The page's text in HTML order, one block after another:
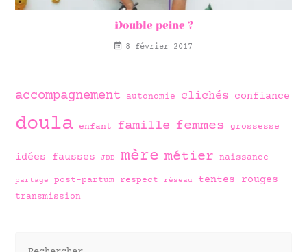
Double peine ?
8 février 2017
accompagnement autonomie clichés confiance
doula enfant famille femmes grossesse
idées fausses JDD mère métier naissance
partage post-partum respect réseau tentes rouges
transmission